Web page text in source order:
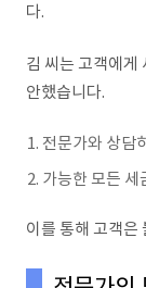
다.
김 씨는 고객에게
안했습니다.
전문가와 상담
가능한 모든 세
이를 통해 고객은